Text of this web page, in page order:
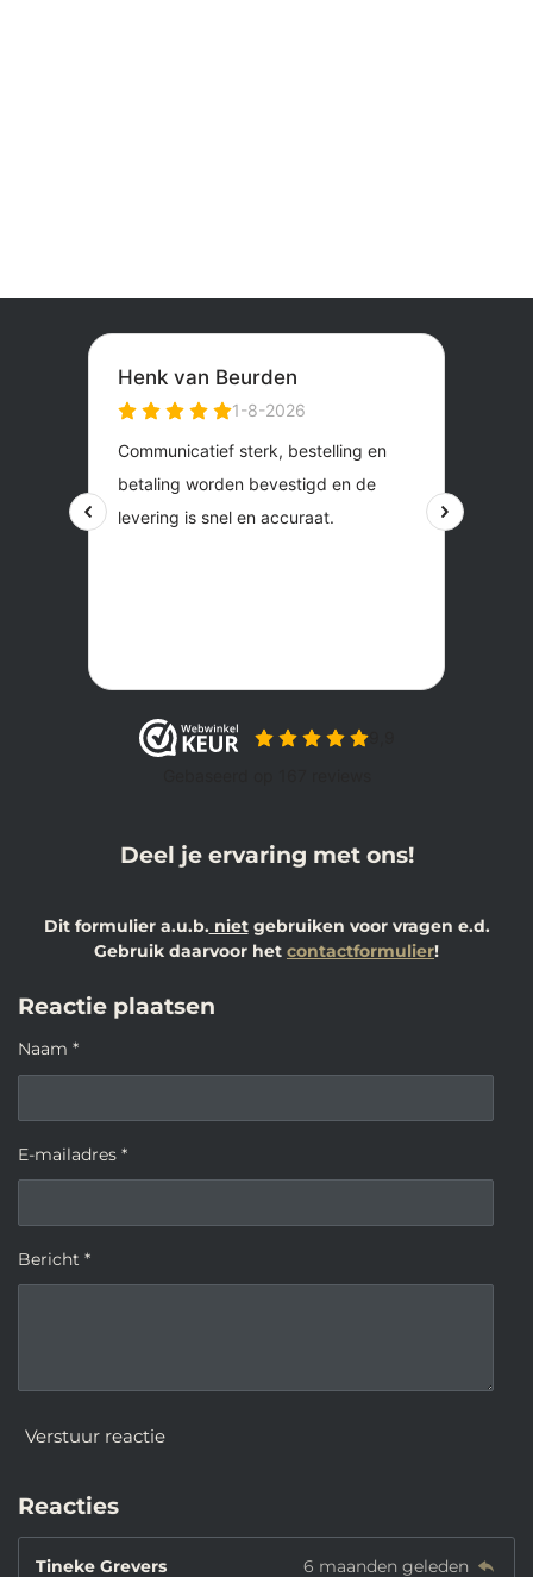
Deel je ervaring met ons!
Dit formulier a.u.b.nietgebruiken voor vragen e.d.
Gebruik daarvoor het contactformulier!
Reactie plaatsen
Naam *
E-mailadres *
Bericht *
Verstuur reactie
Reacties
Tineke Grevers
6 maanden geleden